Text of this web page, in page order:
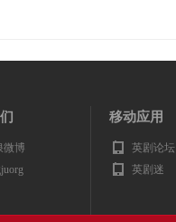
微博
移动应用
英剧论坛
英剧迷